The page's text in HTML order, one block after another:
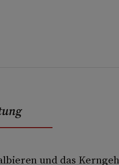
und das